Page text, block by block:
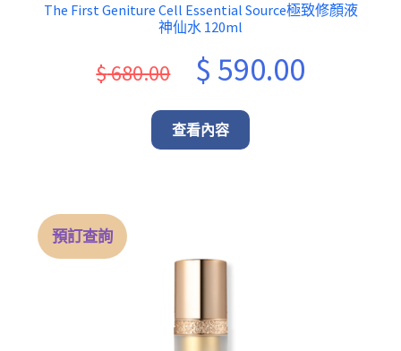
The First Geniture Cell Essential Source極致修顏液
神仙水 120ml
$680.00
Original
price
was:
$ 590.00Current
查看內容
預訂查詢